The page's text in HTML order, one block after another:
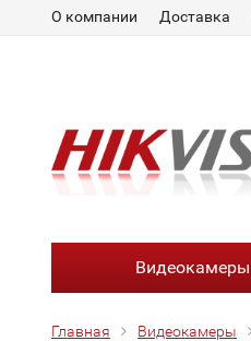
О компании Доставка
Видеокамеры
Главная Видеокамеры